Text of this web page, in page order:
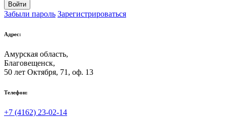
Войти
Забыли пароль Зарегистрироваться
Адрес:
Амурская область,
Благовещенск,
50 лет Октября, 71, оф. 13
Телефон:
+7 (4162) 23-02-14